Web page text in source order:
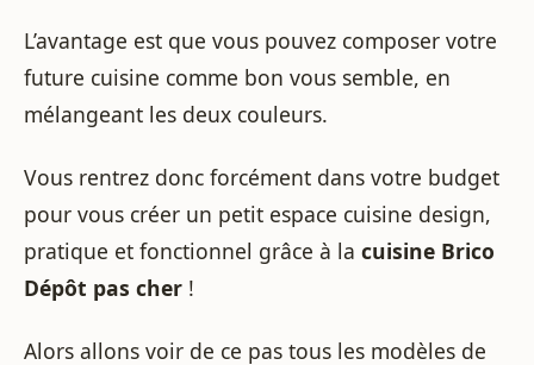
L’avantage est que vous pouvez composer votre
future cuisine comme bon vous semble, en
mélangeant les deux couleurs.
Vous rentrez donc forcément dans votre budget
pour vous créer un petit espace cuisine design,
pratique et fonctionnel grâce à la cuisine Brico
Dépôt pas cher !
Alors allons voir de ce pas tous les modèles de